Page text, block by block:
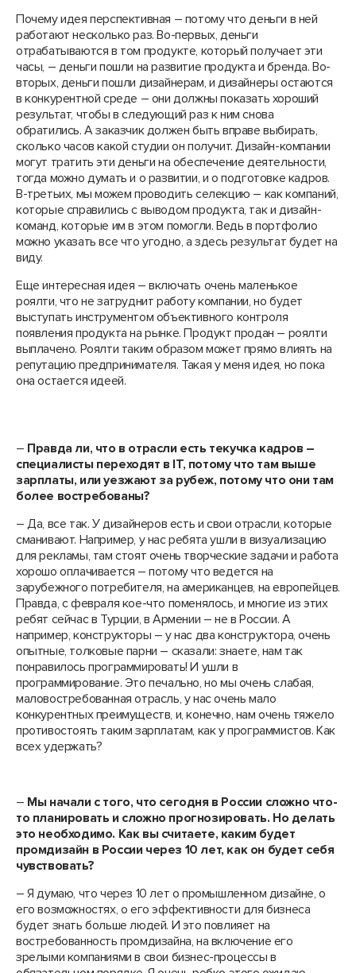
Почему идея перспективная – потому что деньги в ней
работают несколько раз. Во-первых, деньги
отрабатываются в том продукте, который получает эти
часы, – деньги пошли на развитие продукта и бренда. Во-
вторых, деньги пошли дизайнерам, и дизайнеры остаются
в конкурентной среде – они должны показать хороший
результат, чтобы в следующий раз к ним снова
обратились. А заказчик должен быть вправе выбирать,
сколько часов какой студии он получит. Дизайн-компании
могут тратить эти деньги на обеспечение деятельности,
тогда можно думать и о развитии, и о подготовке кадров.
В-третьих, мы можем проводить селекцию – как компаний,
которые справились с выводом продукта, так и дизайн-
команд, которые им в этом помогли. Ведь в портфолио
можно указать все что угодно, а здесь результат будет на
виду.
Еще интересная идея – включать очень маленькое
роялти, что не затруднит работу компании, но будет
выступать инструментом объективного контроля
появления продукта на рынке. Продукт продан – роялти
выплачено. Роялти таким образом может прямо влиять на
репутацию предпринимателя. Такая у меня идея, но пока
она остается идеей.
– Правда ли, что в отрасли есть текучка кадров –
специалисты переходят в IТ, потому что там выше
зарплаты, или уезжают за рубеж, потому что они там
более востребованы?
– Да, все так. У дизайнеров есть и свои отрасли, которые
сманивают. Например, у нас ребята ушли в визуализацию
для рекламы, там стоят очень творческие задачи и работа
хорошо оплачивается – потому что ведется на
зарубежного потребителя, на американцев, на европейцев.
Правда, с февраля кое-что поменялось, и многие из этих
ребят сейчас в Турции, в Армении – не в России. А
например, конструкторы – у нас два конструктора, очень
опытные, толковые парни – сказали: знаете, нам так
понравилось программировать! И ушли в
программирование. Это печально, но мы очень слабая,
маловостребованная отрасль, у нас очень мало
конкурентных преимуществ, и, конечно, нам очень тяжело
противостоять таким зарплатам, как у программистов. Как
всех удержать?
– Мы начали с того, что сегодня в России сложно что-
то планировать и сложно прогнозировать. Но делать
это необходимо. Как вы считаете, каким будет
промдизайн в России через 10 лет, как он будет себя
чувствовать?
– Я думаю, что через 10 лет о промышленном дизайне, о
его возможностях, о его эффективности для бизнеса
будет знать больше людей. И это повлияет на
востребованность промдизайна, на включение его
зрелыми компаниями в свои бизнес-процессы в